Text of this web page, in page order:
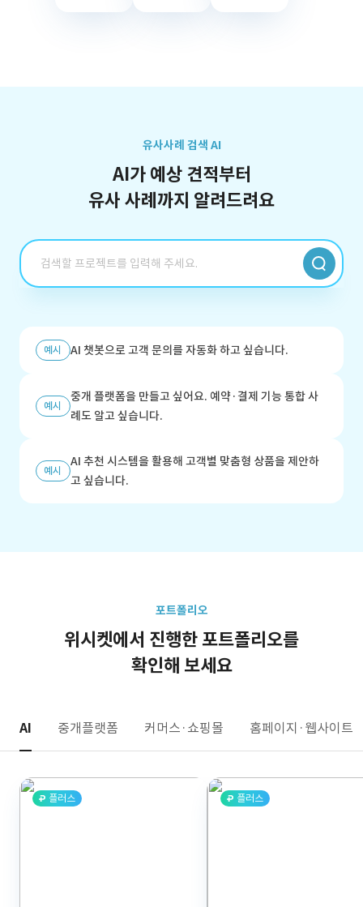
유사사례 검색 AI
AI가 예상 견적부터
유사 사례까지 알려드려요
예시 AI 챗봇으로 고객 문의를 자동화 하고 싶습니다.
예시
중개 플랫폼을 만들고 싶어요. 예약·결제 기능 통합 사
례도 알고 싶습니다.
예시
AI 추천 시스템을 활용해 고객별 맞춤형 상품을 제안하
고 싶습니다.
포트폴리오
위시켓에서 진행한 포트폴리오를
확인해 보세요
AI 중개플랫폼 커머스·쇼핑몰 홈페이지·웹사이트
플러스 플러스